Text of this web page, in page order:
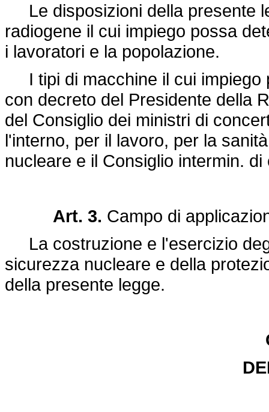
Le disposizioni della presente
radiogene il cui impiego possa
i lavoratori e la popolazione.
I tipi di macchine il cui impiego
con decreto del Presidente della
del Consiglio dei ministri di
l'interno, per il lavoro, per la
nucleare e il Consiglio intermin.
Art. 3. Campo di
La costruzione e l'esercizio
sicurezza nucleare e della
della presente legge.